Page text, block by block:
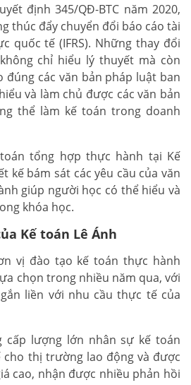
định 345/QĐ-BTC năm 2020,
thúc đẩy chuyển đổi báo cáo tài
quốc tế (IFRS). Những thay đổi
chỉ hiểu lý thuyết mà còn
đúng các văn bản pháp luật ban
và làm chủ được các văn bản
thể làm kế toán trong doanh
tổng hợp thực hành tại Kế
kế bám sát các yêu cầu của văn
giúp người học có thể hiểu và
khóa học.
Kế toán Lê Ánh
vị đào tạo kế toán thực hành
chọn trong nhiều năm qua, với
liền với nhu cầu thực tế của
cấp lượng lớn nhân sự kế toán
thị trường lao động và được
cao, nhận được nhiều phản hồi